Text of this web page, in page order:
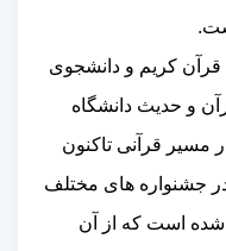
.
کریم و دانشجوی
و حدیث دانشگاه
مسیر قرآنی تاکنون
جشنواره های مختلف
است که از آن